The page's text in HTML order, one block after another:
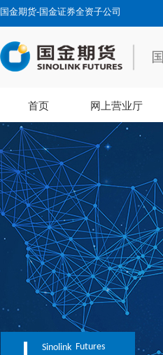
国金期货-国金证券全资子公司
首页 网上营业厅
Sinolink Futures